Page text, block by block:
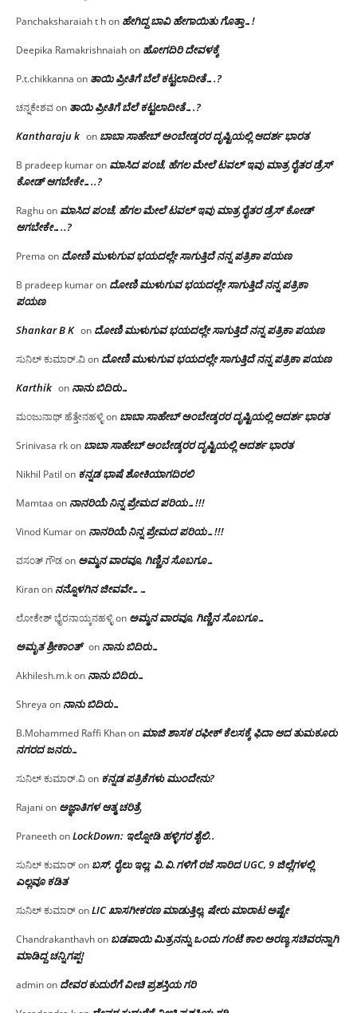
Panchaksharaiah t hon ಹೇಗಿದ್ದ ಬಾವಿ ಹೇಗಾಯಿತು ಗೊತ್ತಾ…!
Deepika Ramakrishnaiahon ಹೋಗದಿರಿ ದೇವಳಕ್ಕೆ
P.t.chikkanna on ತಾಯಿ ಪ್ರೀತಿಗೆ ಬೆಲೆ ಕಟ್ಟಲಾದೀತೆ….?
ಚನ್ನಕೇಶವon ತಾಯಿ ಪ್ರೀತಿಗೆ ಬೆಲೆ ಕಟ್ಟಲಾದೀತೆ….?
Kantharaju k on ಬಾಬಾ ಸಾಹೇಬ್ ಅಂಬೇಡ್ಕರರ ದೃಷ್ಟಿಯಲ್ಲಿ ಆದರ್ಶ ಭಾರತ
B pradeep kumaron ಮಾಸಿದ ಪಂಚೆ, ಹೆಗಲ ಮೇಲೆ ಟವಲ್‌ ಇವು ಮಾತ್ರ ರೈತರ ಡ್ರೆಸ್‌
ಕೋಡ್ ಆಗಬೇಕೇ…..?‌
Raghuon ಮಾಸಿದ ಪಂಚೆ, ಹೆಗಲ ಮೇಲೆ ಟವಲ್‌ ಇವು ಮಾತ್ರ ರೈತರ ಡ್ರೆಸ್‌ ಕೋಡ್
ಆಗಬೇಕೇ…..?‌
Prema on ದೋಣಿ ಮುಳುಗುವ ಭಯದಲ್ಲೇ ಸಾಗುತ್ತಿದೆ ನನ್ನ ಪತ್ರಿಕಾ ಪಯಣ
B pradeep kumaron ದೋಣಿ ಮುಳುಗುವ ಭಯದಲ್ಲೇ ಸಾಗುತ್ತಿದೆ ನನ್ನ ಪತ್ರಿಕಾ
ಪಯಣ
Shankar B K on ದೋಣಿ ಮುಳುಗುವ ಭಯದಲ್ಲೇ ಸಾಗುತ್ತಿದೆ ನನ್ನ ಪತ್ರಿಕಾ ಪಯಣ
ಸುನಿಲ್ ಕುಮಾರ್.ವಿon ದೋಣಿ ಮುಳುಗುವ ಭಯದಲ್ಲೇ ಸಾಗುತ್ತಿದೆ ನನ್ನ ಪತ್ರಿಕಾ ಪಯಣ
Karthik on ನಾನು ಬಿದಿರು…
ಮಂಜುನಾಥ್ ಹೆತ್ತೇನಹಳ್ಳಿon ಬಾಬಾ ಸಾಹೇಬ್ ಅಂಬೇಡ್ಕರರ ದೃಷ್ಟಿಯಲ್ಲಿ ಆದರ್ಶ ಭಾರತ
Srinivasa rkon ಬಾಬಾ ಸಾಹೇಬ್ ಅಂಬೇಡ್ಕರರ ದೃಷ್ಟಿಯಲ್ಲಿ ಆದರ್ಶ ಭಾರತ
Nikhil Patil on ಕನ್ನಡ ಭಾಷೆ ಶೋಕಿಯಾಗದಿರಲಿ
Mamtaa on ನಾನರಿಯೆ ನಿನ್ನ ಪ್ರೇಮದ ಪರಿಯ…!!!
Vinod Kumaron ನಾನರಿಯೆ ನಿನ್ನ ಪ್ರೇಮದ ಪರಿಯ…!!!
ವಸಂತ್ ಗೌಡon ಅಮ್ಮನ ವಾರವೂ, ಗಿಣ್ಣಿನ ಸೊಬಗೂ…
Kiranon ನನ್ನೊಳಗಿನ ಜೀವವೇ……
ಲೋಕೇಶ್ ಭೈರನಾಯ್ಕನಹಳ್ಳಿon ಅಮ್ಮನ ವಾರವೂ, ಗಿಣ್ಣಿನ ಸೊಬಗೂ…
ಅಮೃತ ಶ್ರೀಕಾಂತ್ on ನಾನು ಬಿದಿರು…
Akhilesh.m.kon ನಾನು ಬಿದಿರು…
Shreya on ನಾನು ಬಿದಿರು…
B.Mohammed Raffi Khanon ಮಾಜಿ ಶಾಸಕ ರಫೀಕ್ ಕೆಲಸಕ್ಕೆ ಫಿದಾ ಆದ ತುಮಕೂರು
ನಗರದ ಜನರು…
ಸುನಿಲ್ ಕುಮಾರ್.ವಿon ಕನ್ನಡ ಪತ್ರಿಕೆಗಳು ಮುಂದೇನು?
Rajani on ಅಜ್ಞಾತಿಗಳ ಆತ್ಮ ಚರಿತ್ರೆ
PraneethonLockDown: ಇಲ್ನೋಡಿ ಹಳ್ಳಿಗರ ಶೈಲಿ..
ಸುನಿಲ್ ಕುಮಾರ್on ಬಸ್, ರೈಲು ಇಲ್ಲ; ವಿ.ವಿ.ಗಳಿಗೆ ರಜೆ ಸಾರಿದ UGC, 9 ಜಿಲ್ಲೆಗಳಲ್ಲಿ
ಎಲ್ಲವೂ ಕಡಿತ
ಸುನಿಲ್ ಕುಮಾರ್onLIC ಖಾಸಗೀಕರಣ ಮಾಡುತ್ತಿಲ್ಲ, ಷೇರು ಮಾರಾಟ ಅಷ್ಟೇ
Chandrakanthavhon ಬಡಪಾಯಿ ಮಿತ್ರನನ್ನು ಒಂದು ಗಂಟೆ ಕಾಲ ಅರಣ್ಯ ಸಚಿವರನ್ನಾಗಿ
ಮಾಡಿದ್ದ ಚನ್ನಿಗಪ್ಪ!
adminon ದೇವರ ಕುದುರೆಗೆ ವೀಚಿ ಪ್ರಶಸ್ತಿಯ ಗರಿ